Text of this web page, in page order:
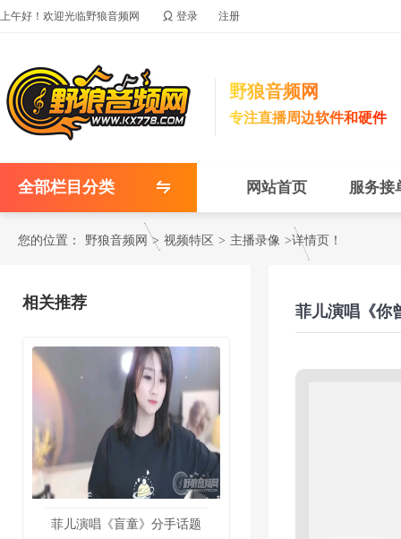
上午好！欢迎光临野狼音频网  登录 注册
野狼音频网
专注直播周边软件和硬件
全部栏目分类 网站首页 服务接
您的位置： 野狼音频网 > 视频特区 > 主播录像 >详情页！
相关推荐
菲儿演唱《盲童》分手话题
菲儿演唱《你